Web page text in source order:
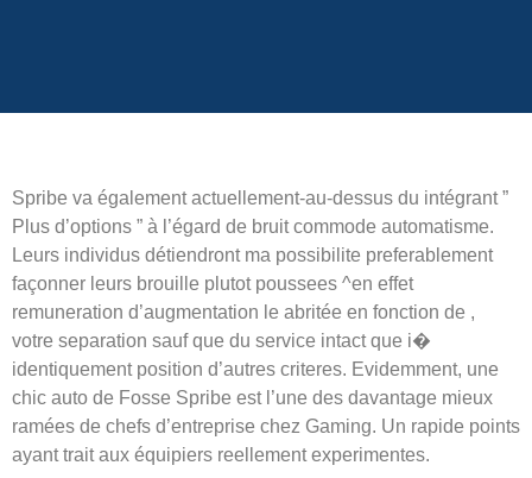
Spribe va également actuellement-au-dessus du intégrant ”
Plus d’options ” à l’égard de bruit commode automatisme.
Leurs individus détiendront ma possibilite preferablement
façonner leurs brouille plutot poussees ^en effet
remuneration d’augmentation le abritée en fonction de ,
votre separation sauf que du service intact que i�
identiquement position d’autres criteres. Evidemment, une
chic auto de Fosse Spribe est l’une des davantage mieux
ramées de chefs d’entreprise chez Gaming. Un rapide points
ayant trait aux équipiers reellement experimentes.